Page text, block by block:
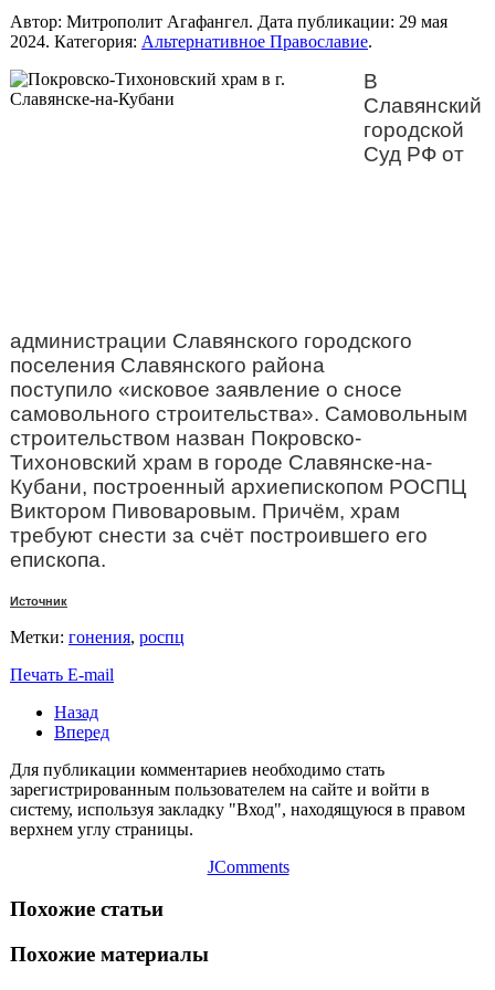
Автор: Митрополит Агафангел. Дата публикации: 29 мая
2024. Категория: Альтернативное Православие.
В
Славянский
городской
Суд РФ от
администрации Славянского городского
поселения Славянского района
поступило «исковое заявление о сносе
самовольного строительства». Самовольным
строительством назван Покровско-
Тихоновский храм в городе Славянске-на-
Кубани, построенный архиепископом РОСПЦ
Виктором Пивоваровым. Причём, храм
требуют снести за счёт построившего его
епископа.
Источник
Метки: гонения, роспц
Печать E-mail
Назад
Вперед
Для публикации комментариев необходимо стать
зарегистрированным пользователем на сайте и войти в
систему, используя закладку "Вход", находящуюся в правом
верхнем углу страницы.
JComments
Похожие статьи
Похожие материалы